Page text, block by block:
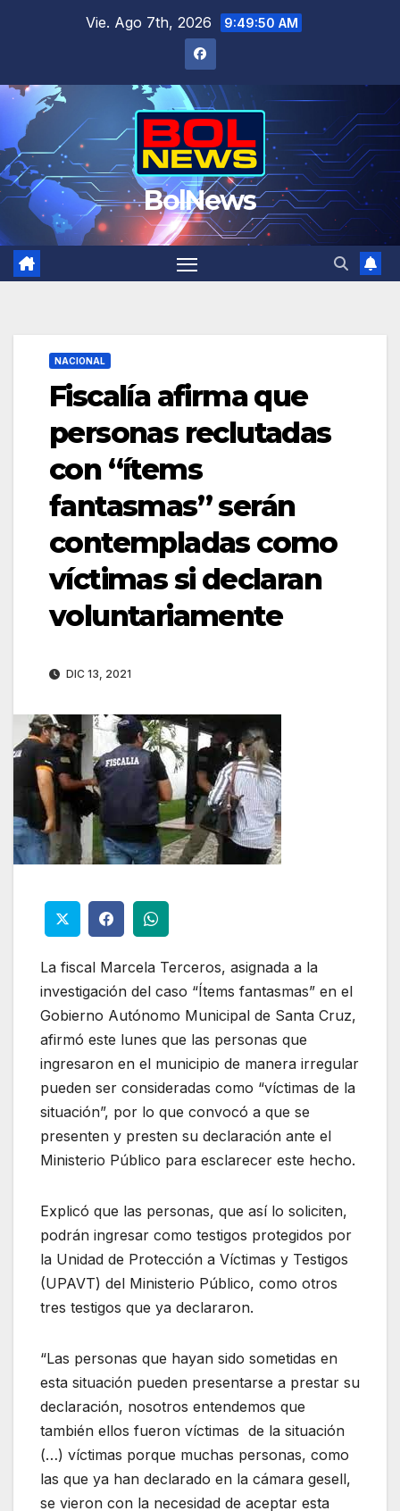
Vie. Ago 7th, 2026 9:49:50 AM
BolNews
NACIONAL
Fiscalía afirma que
personas reclutadas
con “ítems
fantasmas” serán
contempladas como
víctimas si declaran
voluntariamente
DIC 13, 2021
La fiscal Marcela Terceros, asignada a la
investigación del caso “Ítems fantasmas” en el
Gobierno Autónomo Municipal de Santa Cruz,
afirmó este lunes que las personas que
ingresaron en el municipio de manera irregular
pueden ser consideradas como “víctimas de la
situación”, por lo que convocó a que se
presenten y presten su declaración ante el
Ministerio Público para esclarecer este hecho.
Explicó que las personas, que así lo soliciten,
podrán ingresar como testigos protegidos por
la Unidad de Protección a Víctimas y Testigos
(UPAVT) del Ministerio Público, como otros
tres testigos que ya declararon.
“Las personas que hayan sido sometidas en
esta situación pueden presentarse a prestar su
declaración, nosotros entendemos que
también ellos fueron víctimas de la situación
(…) víctimas porque muchas personas, como
las que ya han declarado en la cámara gesell,
se vieron con la necesidad de aceptar esta